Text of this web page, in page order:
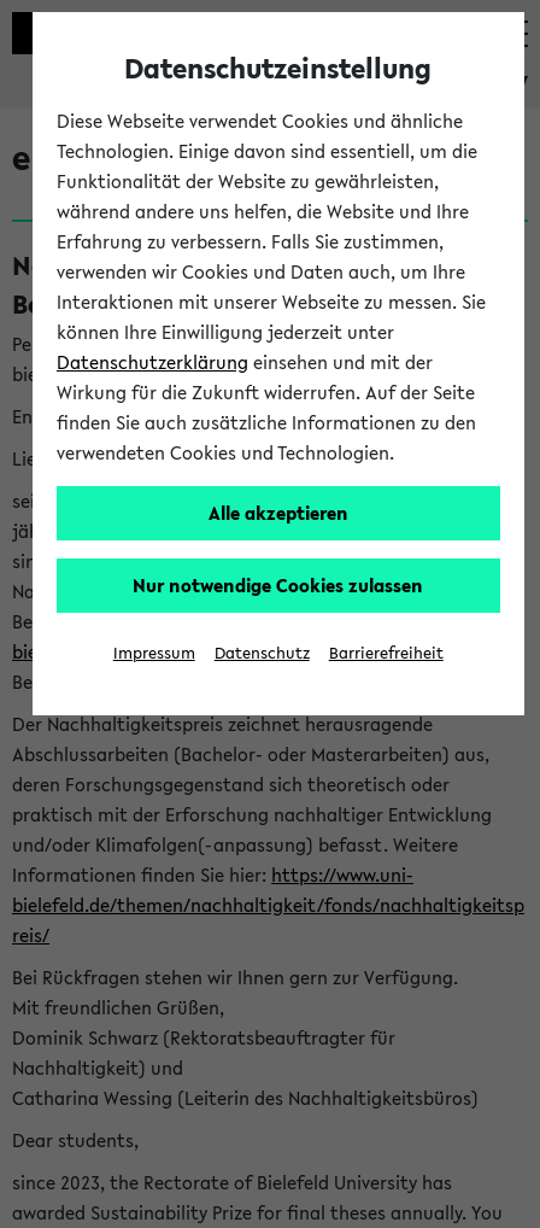
eKVV
eKVV News
Nachhaltigkeitspreis 2026:
Bewerbungsphase gestartet (06.08.26)
Per E-Mail eingestellt von nachhaltigkeitsbuero@uni-
bielefeld.de an den Verteiler 'Alle Studierenden':
English version below
Liebe Studierende,
seit 2023 verleiht das Rektorat der Universität Bielefeld
jährlich den Nachhaltigkeitspreis für Abschlussarbeiten. Sie
sind herzlich eingeladen sich mit Ihrer Abschlussarbeit beim
Nachhaltigkeitsbüro zu bewerben. Bitte nutzen Sie für Ihre
Bewerbung dieses Formular<https://formulare.uni-
bielefeld.de/frontend-server/form/provide/913/>. Die
Bewerbungsfrist endet am 30.09.2026.
Der Nachhaltigkeitspreis zeichnet herausragende
Abschlussarbeiten (Bachelor- oder Masterarbeiten) aus,
deren Forschungsgegenstand sich theoretisch oder
praktisch mit der Erforschung nachhaltiger Entwicklung
und/oder Klimafolgen(-anpassung) befasst. Weitere
Informationen finden Sie hier: https://www.uni-
bielefeld.de/themen/nachhaltigkeit/fonds/nachhaltigkeitsp
reis/
Bei Rückfragen stehen wir Ihnen gern zur Verfügung.
Mit freundlichen Grüßen,
Dominik Schwarz (Rektoratsbeauftragter für
Nachhaltigkeit) und
Catharina Wessing (Leiterin des Nachhaltigkeitsbüros)
Dear students,
since 2023, the Rectorate of Bielefeld University has
awarded Sustainability Prize for final theses annually. You
Datenschutzeinstellung
Diese Webseite verwendet Cookies und ähnliche
Technologien. Einige davon sind essentiell, um die
Funktionalität der Website zu gewährleisten,
während andere uns helfen, die Website und Ihre
Erfahrung zu verbessern. Falls Sie zustimmen,
verwenden wir Cookies und Daten auch, um Ihre
Interaktionen mit unserer Webseite zu messen. Sie
können Ihre Einwilligung jederzeit unter
Datenschutzerklärung einsehen und mit der
Wirkung für die Zukunft widerrufen. Auf der Seite
finden Sie auch zusätzliche Informationen zu den
verwendeten Cookies und Technologien.
Alle akzeptieren
Nur notwendige Cookies zulassen
Impressum Datenschutz Barrierefreiheit